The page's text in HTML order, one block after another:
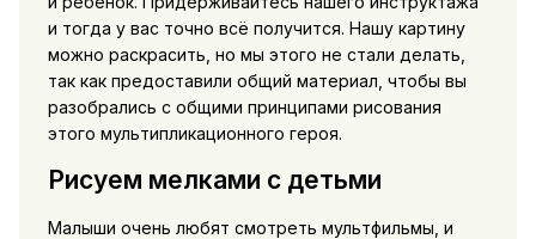
и тогда у вас точно всё получится. Нашу картину
можно раскрасить, но мы этого не стали делать,
так как предоставили общий материал, чтобы вы
разобрались с общими принципами рисования
этого мультипликационного героя.
Рисуем мелками с детьми
Малыши очень любят смотреть мультфильмы, и